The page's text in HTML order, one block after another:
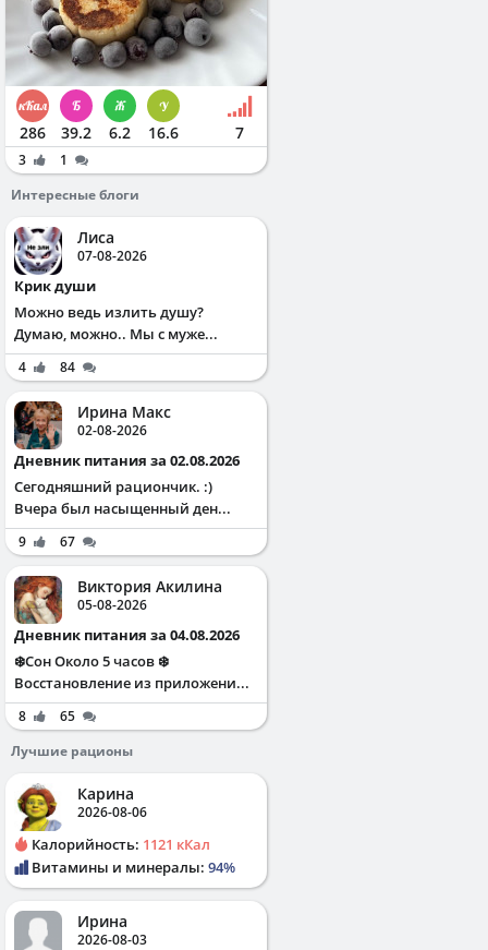
286 39.2 6.2 16.6 7
3
1
Интересные блоги
Лиса
07-08-2026
Крик души
Можно ведь излить душу?
Думаю, можно.. Мы с муже...
4 84
Ирина Макс
02-08-2026
Дневник питания за 02.08.2026
Сегодняшний рациончик. :)
Вчера был насыщенный ден...
9 67
Виктория Акилина
05-08-2026
Дневник питания за 04.08.2026
❄️Сон Около 5 часов ❄️
Восстановление из приложени...
8
65
Лучшие рационы
Карина
2026-08-06
Калорийность: 1121 кКал
Витамины и минералы: 94%
Ирина
2026-08-03